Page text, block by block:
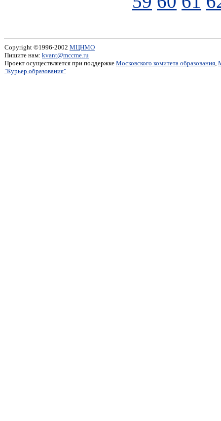
Copyright ©1996-2002 МЦНМО
Пишите нам: kvant@mccme.ru
Проект осуществляется при поддержке Московского комитета образования,
"Курьер образования"